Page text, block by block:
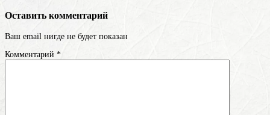
Оставить комментарий
Ваш email нигде не будет показан
Комментарий *